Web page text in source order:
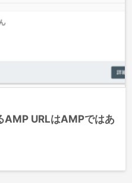
AMP URLはAMPではあ